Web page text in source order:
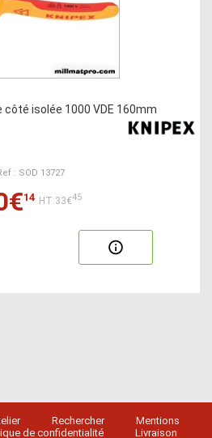
côté isolée 1000 VDE 160mm
: SOD 13727
14 HT:33€45
Rechercher
Mentions
de confidentialité Livraison